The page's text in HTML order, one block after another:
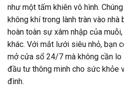
như một tấm khiên vô hình.
không khí trong lành tràn vào
hoàn toàn sự xâm nhập của
khác. Với mắt lưới siêu nhỏ, bạn
mở cửa sổ 24/7 mà không cần
đầu tư thông minh cho sức khỏe
đình.